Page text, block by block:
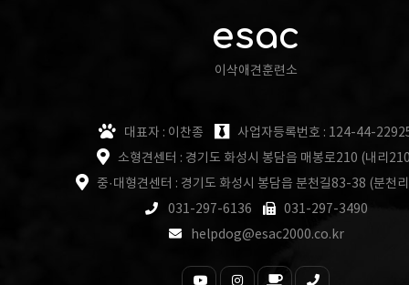
esac
이삭애견훈련소
대표자 : 이찬종
사업자등록번호 : 124-44-
소형견센터 : 경기도 화성시 봉담읍 매봉로210 (내리
중·대형견센터 : 경기도 화성시 봉담읍 분천길83-38 (분천
031-297-6136
031-297-3490
helpdog@esac2000.co.kr